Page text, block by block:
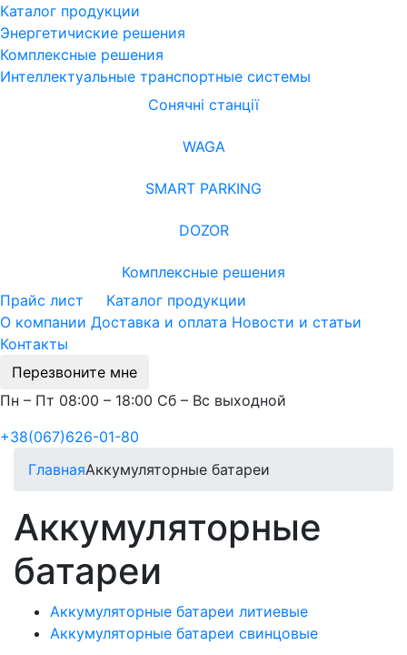
Каталог продукции
Энергетичиские решения
Комплексные решения
Интеллектуальные транспортные системы
Сонячні станції
WAGA
SMART PARKING
DOZOR
Комплексные решения
Прайс лист
Каталог продукции
О компании Доставка и оплата Новости и статьи
Контакты
Перезвоните мне
Пн – Пт 08:00 – 18:00 Сб – Вс выходной
+38(067)626-01-80
ГлавнаяАккумуляторные батареи
Аккумуляторные
батареи
Аккумуляторные батареи литиевые
Аккумуляторные батареи свинцовые